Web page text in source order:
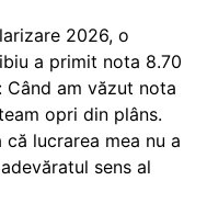
2026, o
a primit nota 8.70
am văzut nota
opri din plâns.
lucrarea mea nu a
sens al